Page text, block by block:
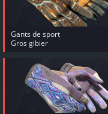
Gants de sport
Gros gibier